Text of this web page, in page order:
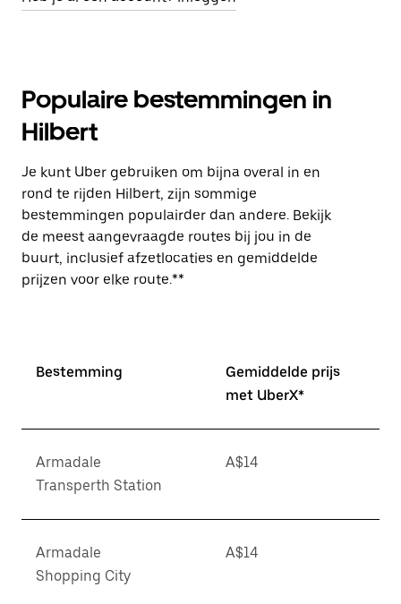
Populaire bestemmingen in
Hilbert
Je kunt Uber gebruiken om bijna overal in en
rond te rijden Hilbert, zijn sommige
bestemmingen populairder dan andere. Bekijk
de meest aangevraagde routes bij jou in de
buurt, inclusief afzetlocaties en gemiddelde
prijzen voor elke route.**
Bestemming
Gemiddelde prijs
met UberX*
Armadale
Transperth Station
A$14
Armadale
Shopping City
A$14